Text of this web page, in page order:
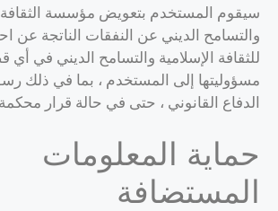
سيقوم المستخدم بتعويض مؤسسة الثقافة
والتسامح الديني عن النفقات الناتجة
للثقافة الإسلامية والتسامح الديني في أي
مسؤوليتها إلى المستخدم ، بما في ذلك
الدفاع القانوني ، حتى في حالة قرار
حماية المعلومات
المستضافة